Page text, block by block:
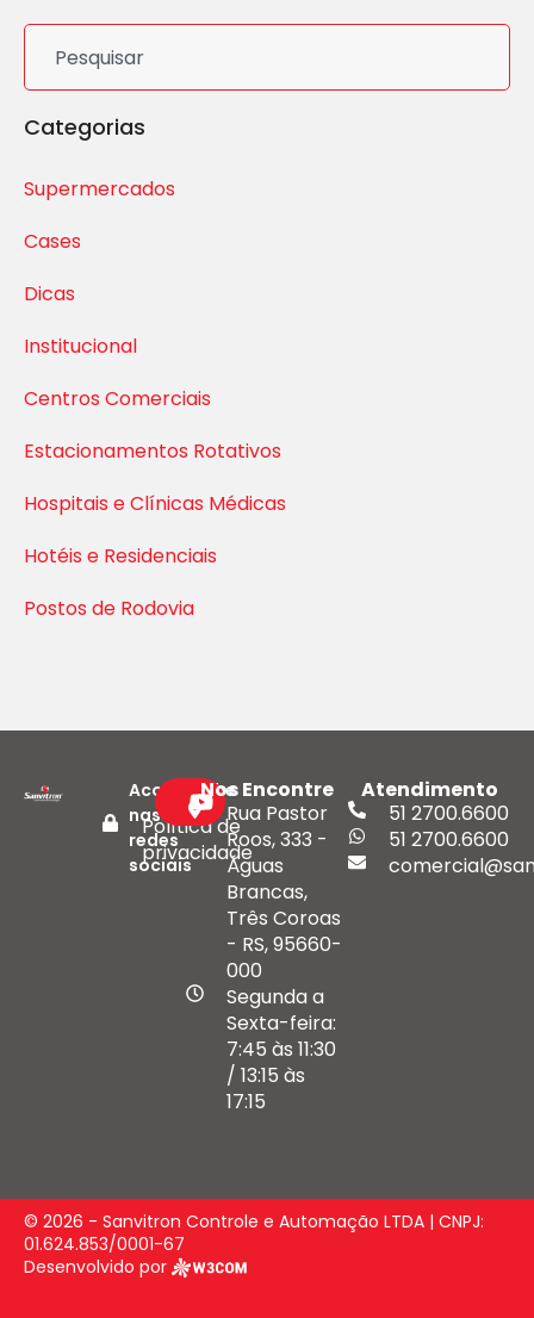
Categorias
Supermercados
Cases
Dicas
Institucional
Centros Comerciais
Estacionamentos Rotativos
Hospitais e Clínicas Médicas
Hotéis e Residenciais
Postos de Rodovia
Política de
privacidade
Acompanhe
nas
redes
sociais
Nos Encontre
Rua Pastor
Roos, 333 -
Águas
Brancas,
Três Coroas
- RS, 95660-
000
Segunda a
Sexta-feira:
7:45 às 11:30
/ 13:15 às
17:15
Atendimento
51 2700.6600
51 2700.6600
© 2026 - Sanvitron Controle e Automação LTDA | CNPJ:
01.624.853/0001-67
Desenvolvido por